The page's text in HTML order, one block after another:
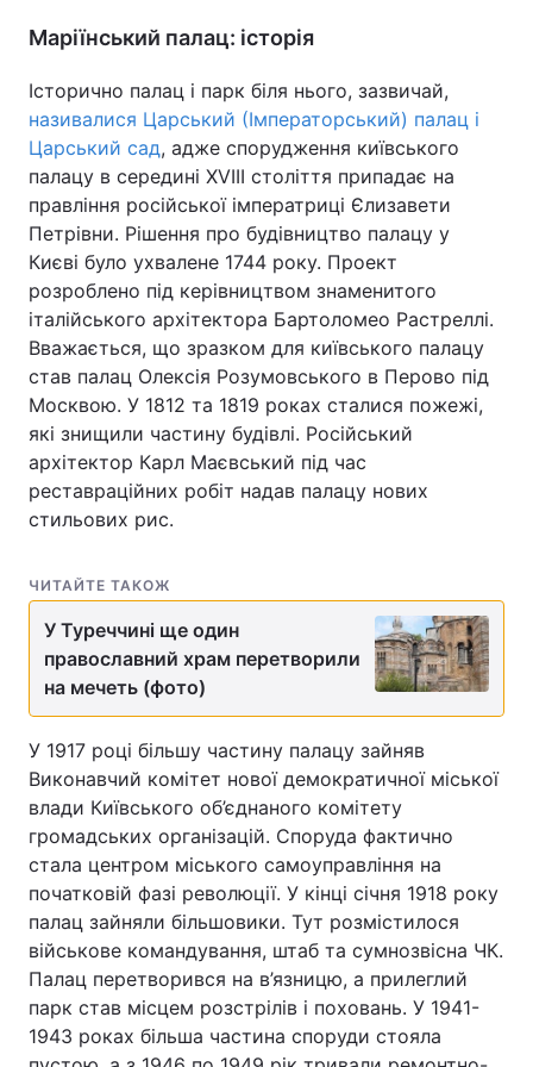
Маріїнський палац: історія
Історично палац і парк біля нього, зазвичай,
називалися Царський (Імператорський) палац і
Царський сад, адже спорудження київського
палацу в середині XVІІІ століття припадає на
правління російської імператриці Єлизавети
Петрівни. Рішення про будівництво палацу у
Києві було ухвалене 1744 року. Проект
розроблено під керівництвом знаменитого
італійського архітектора Бартоломео Растреллі.
Вважається, що зразком для київського палацу
став палац Олексія Розумовського в Перово під
Москвою. У 1812 та 1819 роках сталися пожежі,
які знищили частину будівлі. Російський
архітектор Карл Маєвський під час
реставраційних робіт надав палацу нових
стильових рис.
ЧИТАЙТЕ ТАКОЖ
У Туреччині ще один
православний храм перетворили
на мечеть (фото)
У 1917 році більшу частину палацу зайняв
Виконавчий комітет нової демократичної міської
влади Київського об’єднаного комітету
громадських організацій. Споруда фактично
стала центром міського самоуправління на
початковій фазі революції. У кінці січня 1918 року
палац зайняли більшовики. Тут розмістилося
військове командування, штаб та сумнозвісна ЧК.
Палац перетворився на в’язницю, а прилеглий
парк став місцем розстрілів і поховань. У 1941-
1943 роках більша частина споруди стояла